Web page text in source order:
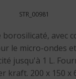
STR_00981
avec
le micro-ondes
jusqu'à 1 L.
kraft. 200 x 150 x